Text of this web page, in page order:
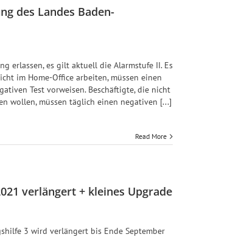
des Landes Baden-
erlassen, es gilt aktuell die Alarmstufe II. Es
im Home-Office arbeiten, müssen einen
Test vorweisen. Beschäftigte, die nicht
wollen, müssen täglich einen negativen [...]
Read More
verlängert + kleines Upgrade
3 wird verlängert bis Ende September